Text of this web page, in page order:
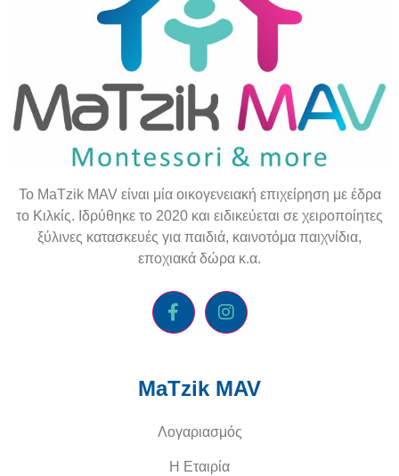
To MaTzik MAVείναι μία οικογενειακή επιχείρηση με έδρα
το Κιλκίς. Ιδρύθηκε το 2020 και ειδικεύεται σε χειροποίητες
ξύλινες κατασκευές για παιδιά, καινοτόμα παιχνίδια,
εποχιακά δώρα κ.α.
MaTzik MAV
Λογαριασμός
Η Εταιρία